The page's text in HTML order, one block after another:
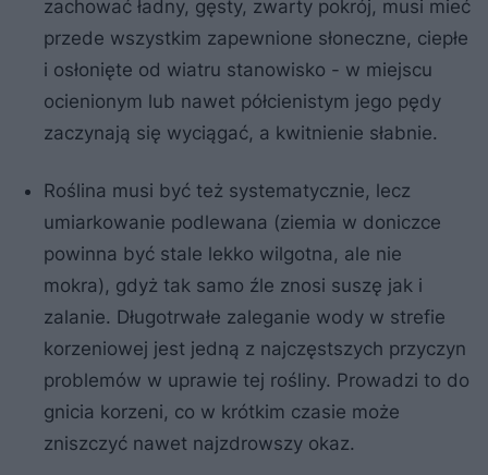
zachować ładny, gęsty, zwarty pokrój, musi mieć
przede wszystkim zapewnione słoneczne, ciepłe
i osłonięte od wiatru stanowisko - w miejscu
ocienionym lub nawet półcienistym jego pędy
zaczynają się wyciągać, a kwitnienie słabnie.
Roślina musi być też systematycznie, lecz
umiarkowanie podlewana (ziemia w doniczce
powinna być stale lekko wilgotna, ale nie
mokra), gdyż tak samo źle znosi suszę jak i
zalanie. Długotrwałe zaleganie wody w strefie
korzeniowej jest jedną z najczęstszych przyczyn
problemów w uprawie tej rośliny. Prowadzi to do
gnicia korzeni, co w krótkim czasie może
zniszczyć nawet najzdrowszy okaz.